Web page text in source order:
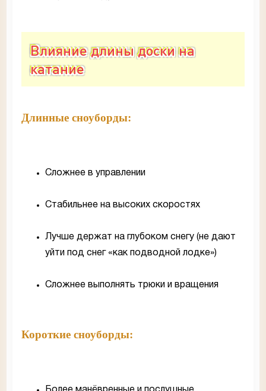
Влияние длины доски на
катание
Длинные сноуборды:
Сложнее в управлении
Стабильнее на высоких скоростях
Лучше держат на глубоком снегу (не дают
уйти под снег «как подводной лодке»)
Сложнее выполнять трюки и вращения
Короткие сноуборды: